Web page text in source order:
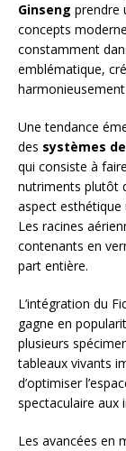
Ginseng prendre
concepts
constamment
emblématique,
Une tendance
des systèmes
qui consiste à
nutriments plutôt
aspect esthétique
Les racines
contenants en
part entière.
L’intégration du
gagne en
plusieurs
tableaux vivants
d’optimiser
spectaculaire aux
Les avancées en